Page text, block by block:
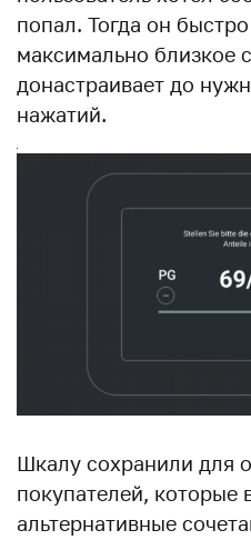
попал. Тогда он
максимально близкое
донастраивает до
нажатий.
Шкалу сохранили для
покупателей, которые
альтернативные